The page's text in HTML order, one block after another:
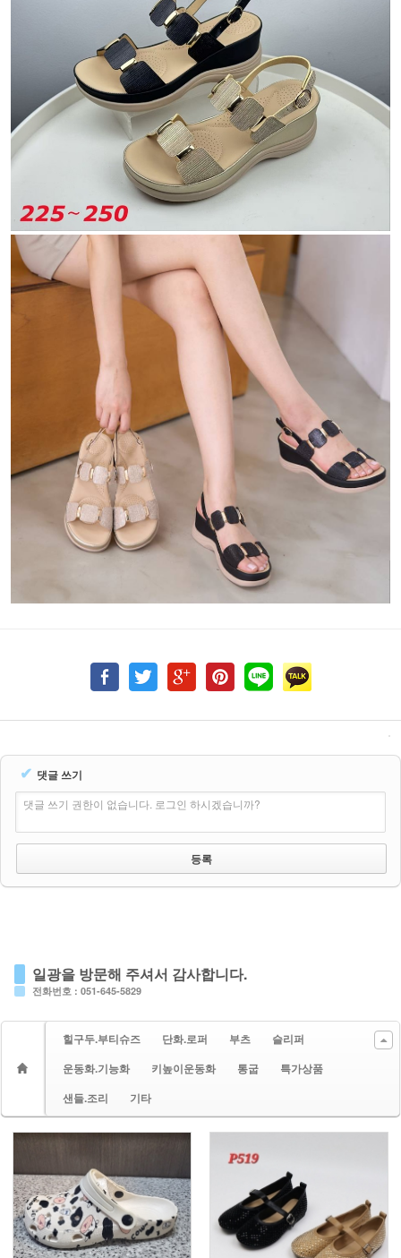
✔ 댓글 쓰기
댓글 쓰기 권한이 없습니다. 로그인 하시겠습니까?
일광을 방문해 주셔서 감사합니다.
전화번호 : 051-645-5829
힐구두.부티슈즈 단화.로퍼 부츠
슬리퍼
운동화.기능화
키높이운동화 통굽
특가상품
샌들.조리
기타